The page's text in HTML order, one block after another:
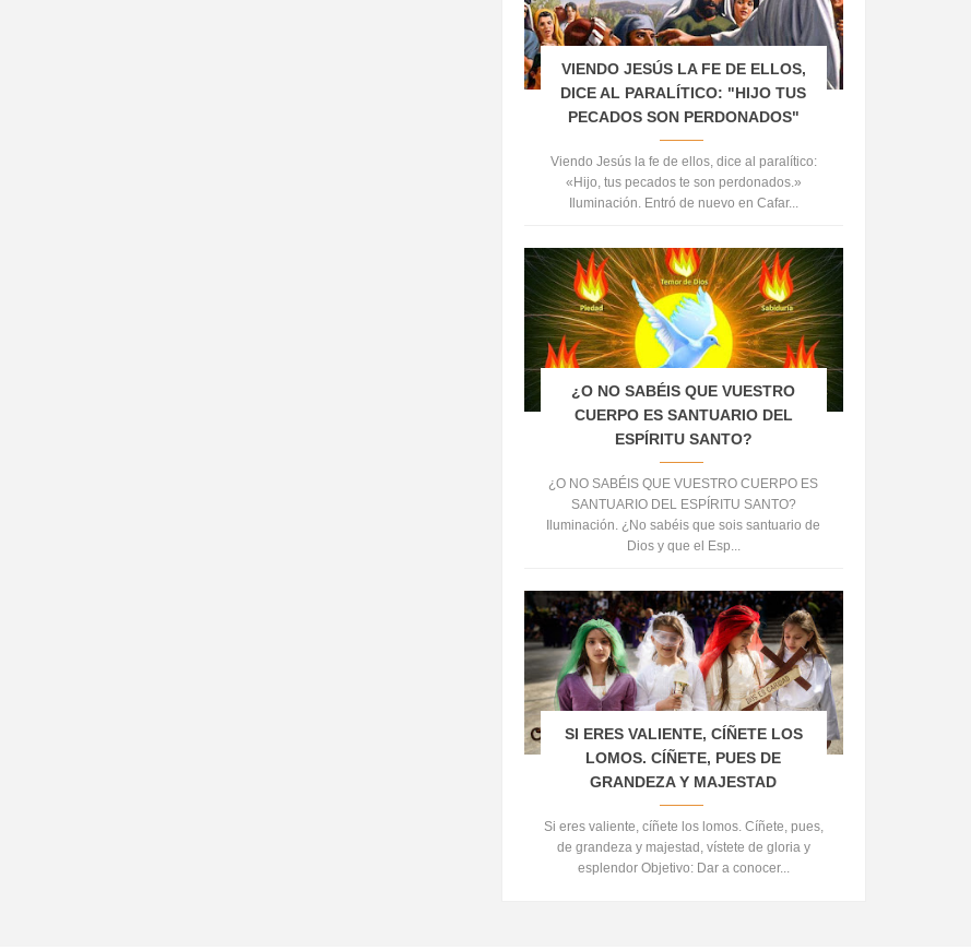
VIENDO JESÚS LA FE DE ELLOS,
DICE AL PARALÍTICO: "HIJO TUS
PECADOS SON PERDONADOS"
Viendo Jesús la fe de ellos, dice al paralítico:
«Hijo, tus pecados te son perdonados.»
Iluminación. Entró de nuevo en Cafar...
¿O NO SABÉIS QUE VUESTRO
CUERPO ES SANTUARIO DEL
ESPÍRITU SANTO?
¿O NO SABÉIS QUE VUESTRO CUERPO ES
SANTUARIO DEL ESPÍRITU SANTO?
Iluminación. ¿No sabéis que sois santuario de
Dios y que el Esp...
SI ERES VALIENTE, CÍÑETE LOS
LOMOS. CÍÑETE, PUES DE
GRANDEZA Y MAJESTAD
Si eres valiente, cíñete los lomos. Cíñete, pues,
de grandeza y majestad, vístete de gloria y
esplendor Objetivo: Dar a conocer...